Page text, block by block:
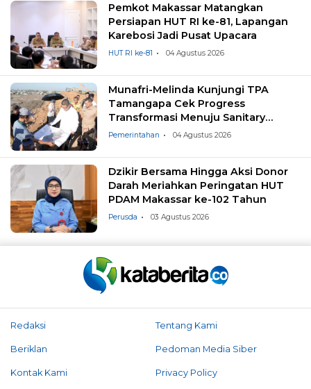
Pemkot Makassar Matangkan
Persiapan HUT RI ke-81, Lapangan
Karebosi Jadi Pusat Upacara
HUT RI ke-81 04 Agustus 2026
Munafri-Melinda Kunjungi TPA
Tamangapa Cek Progress
Transformasi Menuju Sanitary
Landfill
Pemerintahan 04 Agustus 2026
Dzikir Bersama Hingga Aksi Donor
Darah Meriahkan Peringatan HUT
PDAM Makassar ke-102 Tahun
Perusda 03 Agustus 2026
Redaksi Tentang Kami
Beriklan Pedoman Media Siber
Kontak Kami Privacy Policy